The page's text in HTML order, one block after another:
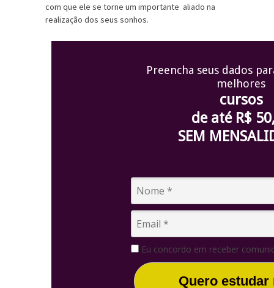
com que ele se torne um importante aliado na
realização dos seus sonhos.
Preencha seus dados
melhores
cursos
de até R$
SEM
Eu concordo em receber
Quero estudar